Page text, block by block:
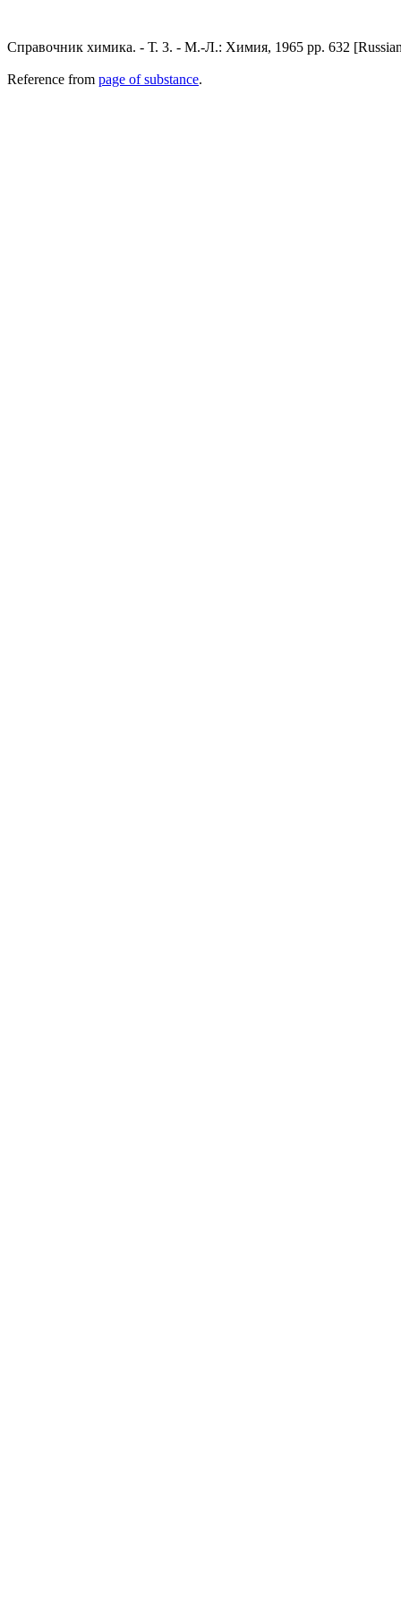
Справочник химика. - Т. 3. - М.-Л.: Химия, 1965 pp. 632
Reference from page of substance.